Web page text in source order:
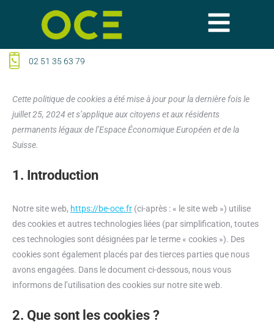
02 51 35 63 79
Cette politique de cookies a été mise à jour pour la dernière fois le
juillet 25, 2024 et s’applique aux citoyens et aux résidents
permanents légaux de l’Espace Économique Européen et de la
Suisse.
1. Introduction
Notre site web, https://be-oce.fr (ci-après : « le site web ») utilise
des cookies et autres technologies liées (par simplification, toutes
ces technologies sont désignées par le terme « cookies »). Des
cookies sont également placés par des tierces parties que nous
avons engagées. Dans le document ci-dessous, nous vous
informons de l’utilisation des cookies sur notre site web.
2. Que sont les cookies ?